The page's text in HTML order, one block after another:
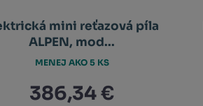
mini reťazová píla
ALPEN, mod...
386,34 €
MENEJ AKO 5 KS